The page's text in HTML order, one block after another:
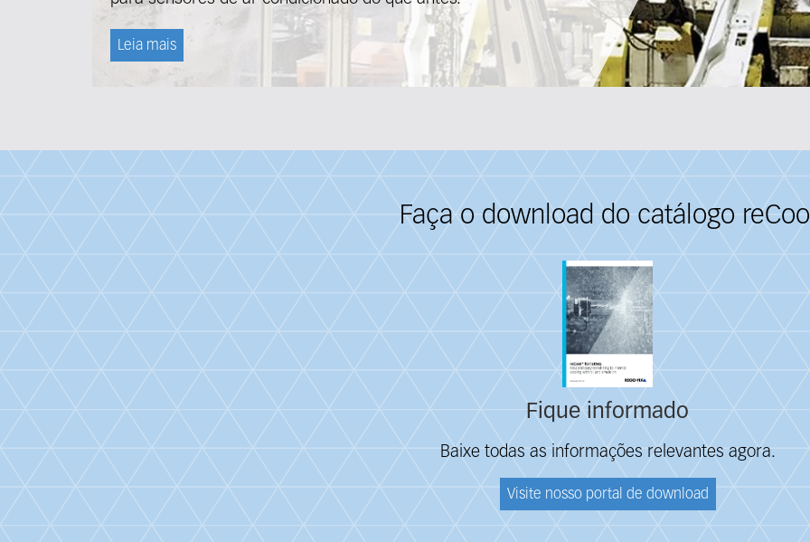
Leia mais
Faça o download do catálogo
Fique informado
Baixe todas as informações relevantes agora.
Visite nosso portal de download